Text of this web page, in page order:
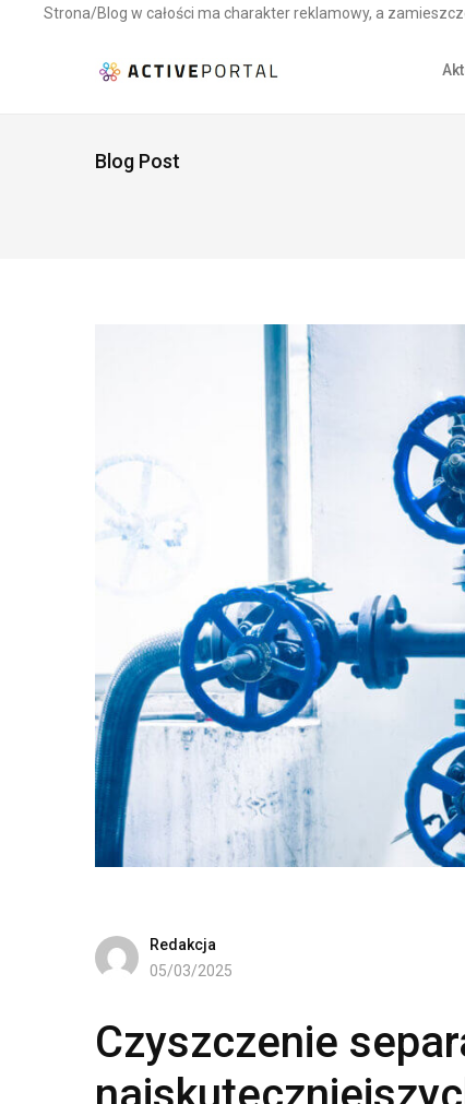
Strona/Blog w całości ma charakter reklamowy, a
Blog Post
Redakcja
05/03/2025
Czyszczenie